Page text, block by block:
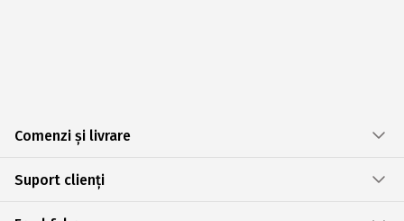
Comenzi și livrare
Suport clienți